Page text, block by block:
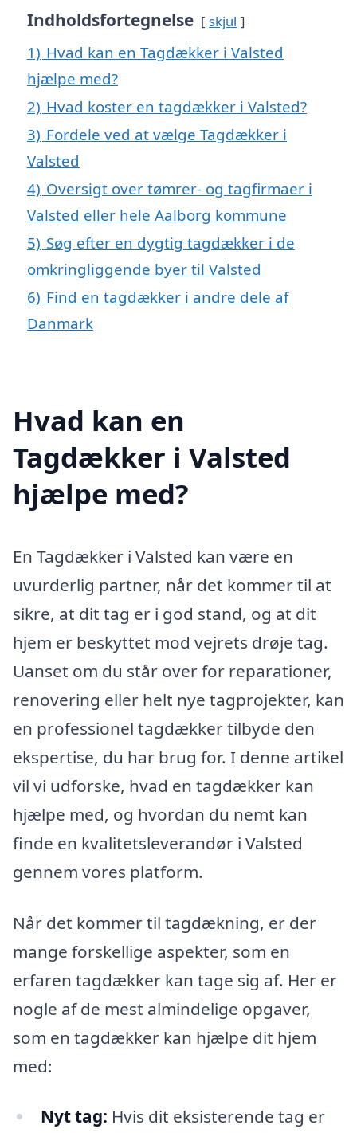
Indholdsfortegnelse skjul
1) Hvad kan en Tagdækker i Valsted
hjælpe med?
2) Hvad koster en tagdækker i Valsted?
3) Fordele ved at vælge Tagdækker i
Valsted
4) Oversigt over tømrer- og tagfirmaer i
Valsted eller hele Aalborg kommune
5) Søg efter en dygtig tagdækker i de
omkringliggende byer til Valsted
6) Find en tagdækker i andre dele af
Danmark
Hvad kan en
Tagdækker i Valsted
hjælpe med?
En Tagdækker i Valsted kan være en
uvurderlig partner, når det kommer til at
sikre, at dit tag er i god stand, og at dit
hjem er beskyttet mod vejrets drøje tag.
Uanset om du står over for reparationer,
renovering eller helt nye tagprojekter, kan
en professionel tagdækker tilbyde den
ekspertise, du har brug for. I denne artikel
vil vi udforske, hvad en tagdækker kan
hjælpe med, og hvordan du nemt kan
finde en kvalitetsleverandør i Valsted
gennem vores platform.
Når det kommer til tagdækning, er der
mange forskellige aspekter, som en
erfaren tagdækker kan tage sig af. Her er
nogle af de mest almindelige opgaver,
som en tagdækker kan hjælpe dit hjem
med:
Nyt tag: Hvis dit eksisterende tag er